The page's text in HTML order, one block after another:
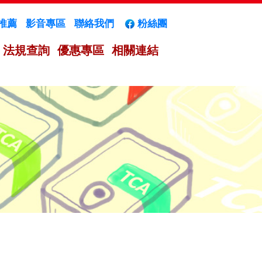
法規查詢 優惠專區 相關連結
薦 影音專區 聯絡我們 粉絲團